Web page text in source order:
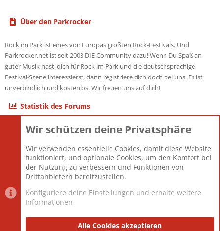
Über den Parkrocker
Rock im Park ist eines von Europas größten Rock-Festivals. Und
Parkrocker.net ist seit 2003 DIE Community dazu! Wenn Du Spaß an
guter Musik hast, dich für Rock im Park und die deutschsprachige
Festival-Szene interessierst, dann registriere dich doch bei uns. Es ist
unverbindlich und kostenlos. Wir freuen uns auf dich!
Statistik des Forums
Themen
Mitglieder
12.427
Neuestes Mitglied
Berlin
Datenschutzerklärung Impressum
Wir schützen deine Privatsphäre
Wir verwenden essentielle Cookies, damit diese Website
funktioniert, und optionale Cookies, um den Komfort bei
der Nutzung zu verbessern und Funktionen von
Drittanbietern bereitzustellen.
Konfiguriere deine Einstellungen und erhalte weitere
Informationen
Alle Cookies akzeptieren